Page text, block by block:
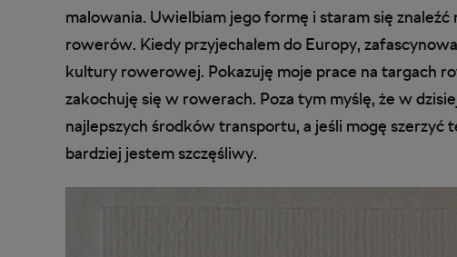
malowania. Uwielbiam jego formę i staram się
rowerów. Kiedy przyjechałem do Europy,
kultury rowerowej. Pokazuję moje prace na targach
zakochuję się w rowerach. Poza tym myślę, że w
najlepszych środków transportu, a jeśli mogę
bardziej jestem szczęśliwy.